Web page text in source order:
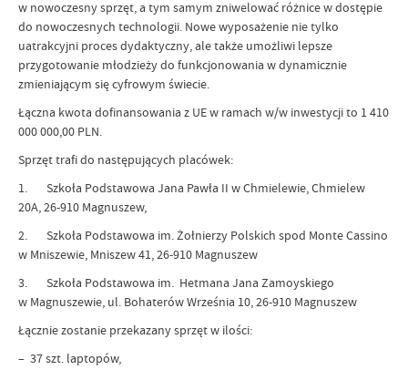
w nowoczesny sprzęt, a tym samym zniwelować różnice w dostępie
do nowoczesnych technologii. Nowe wyposażenie nie tylko
uatrakcyjni proces dydaktyczny, ale także umożliwi lepsze
przygotowanie młodzieży do funkcjonowania w dynamicznie
zmieniającym się cyfrowym świecie.
Łączna kwota dofinansowania z UE w ramach w/w inwestycji to 1 410
000 000,00 PLN.
Sprzęt trafi do następujących placówek:
1. Szkoła Podstawowa Jana Pawła II w Chmielewie, Chmielew
20A, 26-910 Magnuszew,
2. Szkoła Podstawowa im. Żołnierzy Polskich spod Monte Cassino
w Mniszewie, Mniszew 41, 26-910 Magnuszew
3. Szkoła Podstawowa im. Hetmana Jana Zamoyskiego
w Magnuszewie, ul. Bohaterów Września 10, 26-910 Magnuszew
Łącznie zostanie przekazany sprzęt w ilości:
– 37 szt. laptopów,